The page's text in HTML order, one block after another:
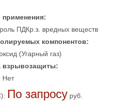
применения:
ПДКр.з. вредных веществ
компонентов:
(Угарный газ)
взрывозащиты:
Нет
По запросу руб.